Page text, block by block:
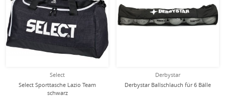
Select
Select Sporttasche Lazio Team
schwarz
Derbystar
Derbystar Ballschlauch für 6 Bälle